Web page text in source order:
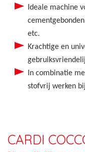
Ideale machine
etc.
Krachtige en
In combinatie
stofvrij werken
CARDI